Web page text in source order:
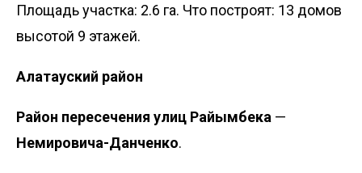
Площадь участка: 2.6 га. Что построят: 13 домов
высотой 9 этажей.
Алатауский район
Район пересечения улиц Райымбека —
Немировича-Данченко.